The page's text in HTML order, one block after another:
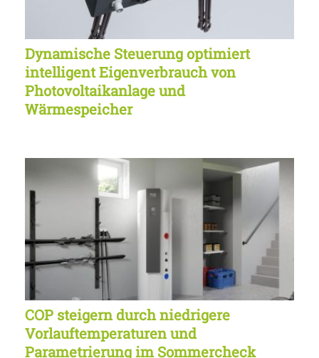
Dynamische Steuerung optimiert
intelligent Eigenverbrauch von
Photovoltaikanlage und
Wärmespeicher
COP steigern durch niedrigere
Vorlauftemperaturen und
Parametrierung im Sommercheck